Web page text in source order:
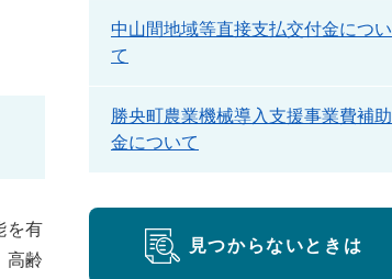
を有
高齢
中山間地域等直接支払交付金につい
て
勝央町農業機械導入支援事業費補助
金について
見つからないときは